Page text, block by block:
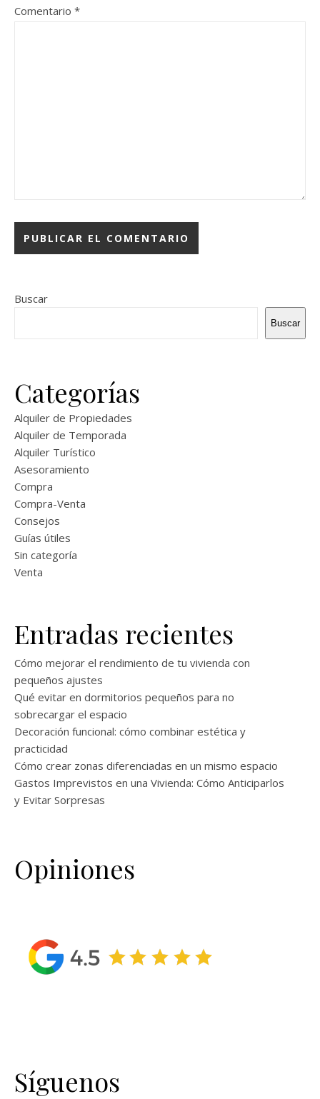
Comentario *
Buscar
Buscar
Categorías
Alquiler de Propiedades
Alquiler de Temporada
Alquiler Turístico
Asesoramiento
Compra
Compra-Venta
Consejos
Guías útiles
Sin categoría
Venta
Entradas recientes
Cómo mejorar el rendimiento de tu vivienda con
pequeños ajustes
Qué evitar en dormitorios pequeños para no
sobrecargar el espacio
Decoración funcional: cómo combinar estética y
practicidad
Cómo crear zonas diferenciadas en un mismo espacio
Gastos Imprevistos en una Vivienda: Cómo Anticiparlos
y Evitar Sorpresas
Opiniones
Síguenos